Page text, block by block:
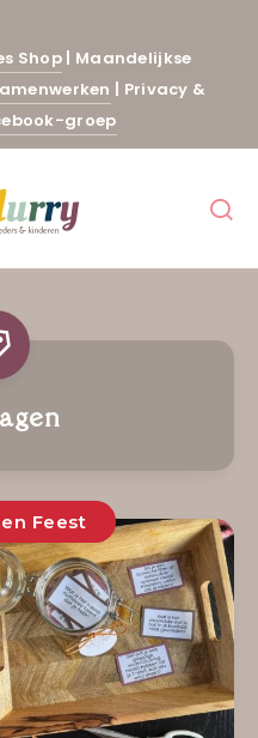
Shop | Maandelijkse
| Privacy &
groep
Feest